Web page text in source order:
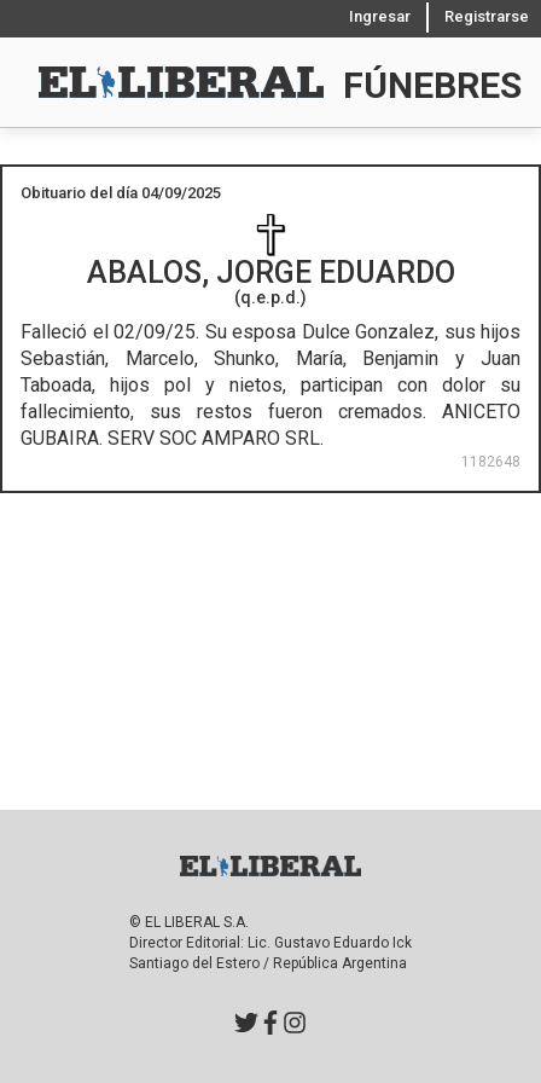
Ingresar Registrarse
FÚNEBRES
Obituario del día 04/09/2025
ABALOS, JORGE EDUARDO
(q.e.p.d.)
Falleció el 02/09/25. Su esposa Dulce Gonzalez, sus hijos
Sebastián, Marcelo, Shunko, María, Benjamin y Juan
Taboada, hijos pol y nietos, participan con dolor su
fallecimiento, sus restos fueron cremados. ANICETO
GUBAIRA. SERV SOC AMPARO SRL.
1182648
© EL LIBERAL S.A.
Director Editorial: Lic. Gustavo Eduardo Ick
Santiago del Estero / República Argentina